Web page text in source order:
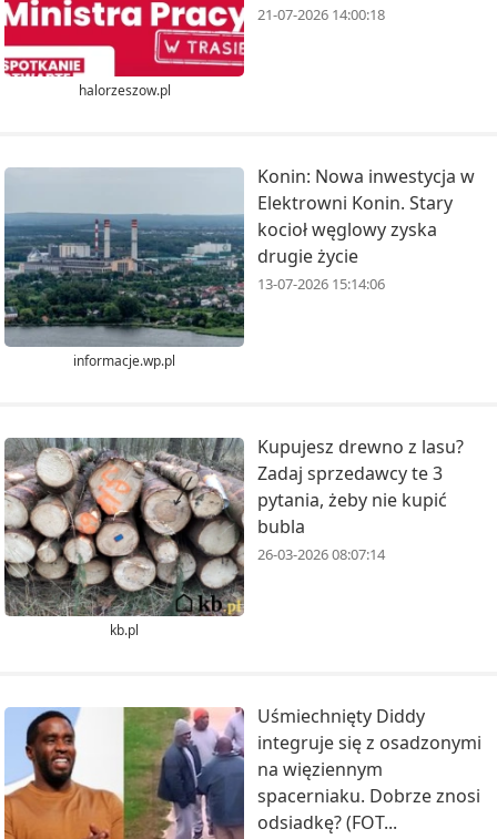
halorzeszow.pl
21-07-2026 14:00:18
informacje.wp.pl
Konin: Nowa inwestycja w
Elektrowni Konin. Stary
kocioł węglowy zyska
drugie życie
13-07-2026 15:14:06
kb.pl
Kupujesz drewno z lasu?
Zadaj sprzedawcy te 3
pytania, żeby nie kupić
bubla
26-03-2026 08:07:14
Uśmiechnięty Diddy
integruje się z osadzonymi
na więziennym
spacerniaku. Dobrze znosi
odsiadkę? (FOT...